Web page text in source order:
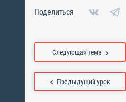
Поделиться
Предыдущий урок
Следующая тема